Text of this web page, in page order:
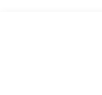
Ürün resmi